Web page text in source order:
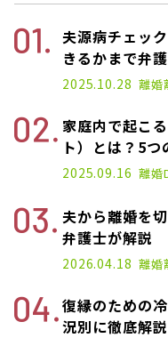
夫源病チェッ
きるかまで弁
2025.01.17
2025.10.28 離婚
家庭内で起こ
ト）とは？5つ
2020.11.02
2025.09.16 離婚
夫から離婚を
弁護士が解説
2025.04.17
2026.04.18 離婚
復縁のための
況別に徹底解説